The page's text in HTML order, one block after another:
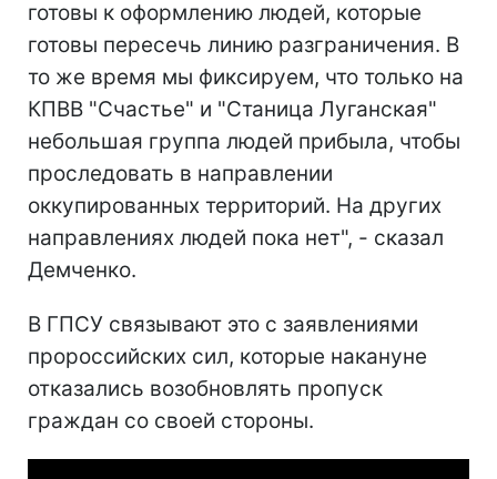
готовы к оформлению людей, которые
готовы пересечь линию разграничения. В
то же время мы фиксируем, что только на
КПВВ "Счастье" и "Станица Луганская"
небольшая группа людей прибыла, чтобы
проследовать в направлении
оккупированных территорий. На других
направлениях людей пока нет", - сказал
Демченко.
В ГПСУ связывают это с заявлениями
пророссийских сил, которые накануне
отказались возобновлять пропуск
граждан со своей стороны.